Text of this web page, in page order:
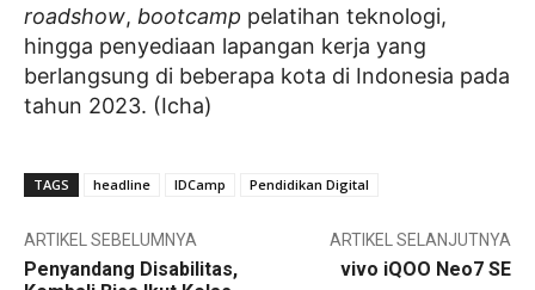
roadshow, bootcamp pelatihan teknologi,
hingga penyediaan lapangan kerja yang
berlangsung di beberapa kota di Indonesia pada
tahun 2023. (Icha)
TAGS headline IDCamp Pendidikan Digital
ARTIKEL SEBELUMNYA
Penyandang Disabilitas,
ARTIKEL SELANJUTNYA
vivo iQOO Neo7 SE